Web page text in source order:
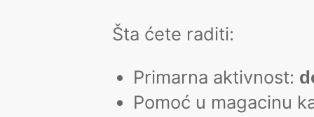
Šta ćete raditi:
Primarna aktivnost:
Pomoć u magacinu